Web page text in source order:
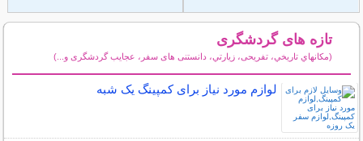
تازه های گردشگری
(مكانهاي تاريخي، تفریحی، زيارتي، دانستنی های سفر، عجایب گردشگری و...)
لوازم مورد نیاز برای کمپینگ یک شبه